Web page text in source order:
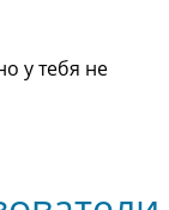
у тебя не